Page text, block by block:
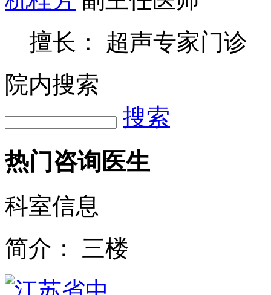
擅长： 超声专家门诊
院内搜索
搜索
热门咨询医生
科室信息
简介：
三楼